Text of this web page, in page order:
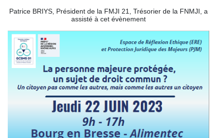
Patrice BRIYS, Président de la FMJI 21, Trésorier de la FNMJI, a
assisté à cet évènement